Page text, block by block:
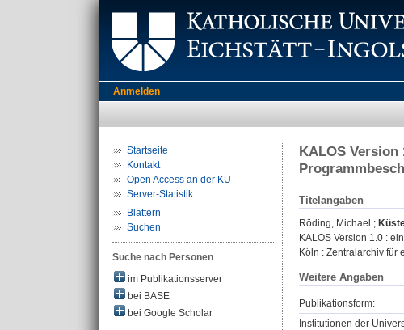
Anmelden
Startseite
Kontakt
Open Access an der KU
Server-Statistik
Blättern
Suchen
Suche nach Personen
im Publikationsserver
bei BASE
bei Google Scholar
KALOS
Titelangaben
Röding, Michael ;
KALOS Version 1.0 :
Köln : Zentralarchiv für
Weitere Angaben
Publikationsform:
Institutionen der